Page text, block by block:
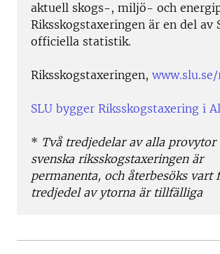
aktuell skogs-, miljö- och
Riksskogstaxeringen är en del av
officiella statistik.
Riksskogstaxeringen,
SLU bygger Riksskogstaxering i
* Två tredjedelar av alla provytor
svenska riksskogstaxeringen är
permanenta, och återbesöks vart
tredjedel av ytorna är tillfälliga